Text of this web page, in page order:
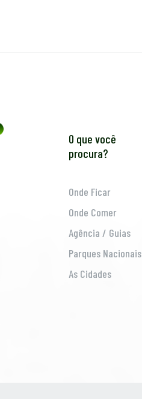
O que você
procura?
Onde Ficar
Onde Comer
Agência / Guias
Parques Nacionais
As Cidades